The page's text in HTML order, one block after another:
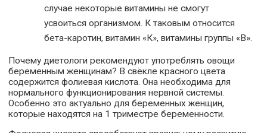
случае некоторые витамины не смогут
усвоиться организмом. К таковым относится
бета-каротин, витамин «К», витамины группы «В».
Почему диетологи рекомендуют употреблять овощи
беременным женщинам? В свёкле красного цвета
содержится фолиевая кислота. Она необходима для
нормального функционирования нервной системы.
Особенно это актуально для беременных женщин,
которые находятся на 1 триместре беременности.